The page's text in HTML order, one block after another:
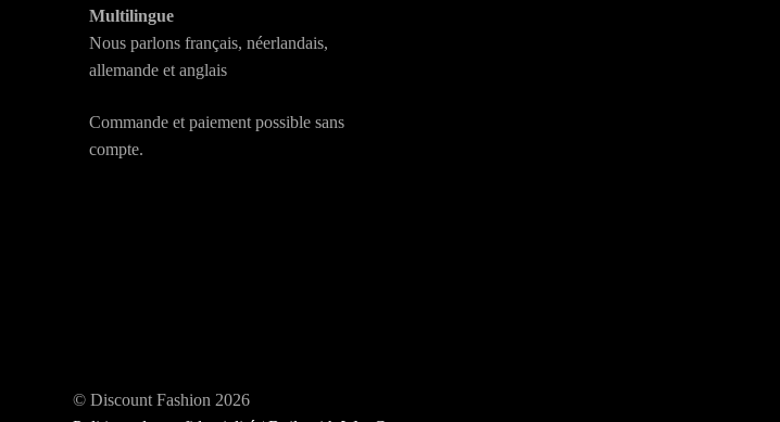
Multilingue
Nous parlons français, néerlandais,
allemande et anglais
Commande et paiement possible sans
compte.
© Discount Fashion 2026